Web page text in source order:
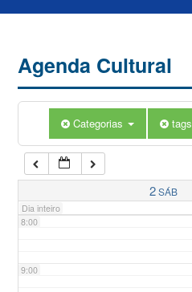
Agenda Cultural
Categorias tags
2SÁB
Dia inteiro
5:00
7:00
8:00
9:00